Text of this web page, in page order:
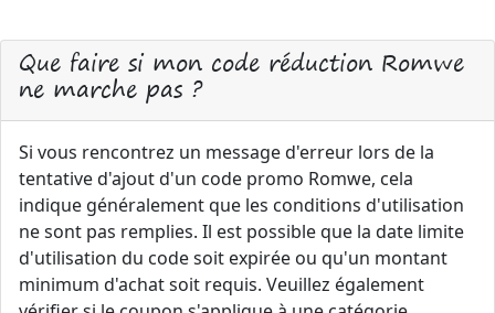
Que faire si mon code réduction Romwe
ne marche pas ?
Si vous rencontrez un message d'erreur lors de la
tentative d'ajout d'un code promo Romwe, cela
indique généralement que les conditions d'utilisation
ne sont pas remplies. Il est possible que la date limite
d'utilisation du code soit expirée ou qu'un montant
minimum d'achat soit requis. Veuillez également